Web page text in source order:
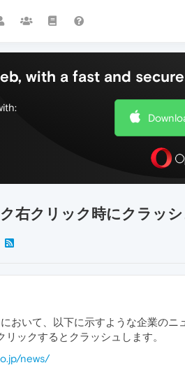
with a fast and
右クリック時にクラッシ
おいて、以下に示すような企業の
ックするとクラッシュします。
news/